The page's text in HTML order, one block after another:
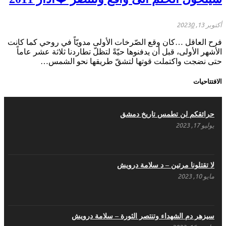
أكتوبر 13, 2023 0
فرح العاقل …كان وقع الصّرخات الأولى مدويّاً في روحي كما كانت
الأشهر الأولى، قبل أن يدفنوها حيّةً لتظلّ تطاردنا ثلاثة عشر عاماً
حتى نضجت واكتملت قوتها لتشقّ طريقها نحو الشمس…
الافتتاحيات
حرائقكم لن تطمس تاريخ دمشق
يوليو 17, 2023
لا تقتلونا مرتين – د سلامة درويش
مايو 10, 2023
سيزهر دم الشهداء وتنتصر الثورة – سلامة درويش